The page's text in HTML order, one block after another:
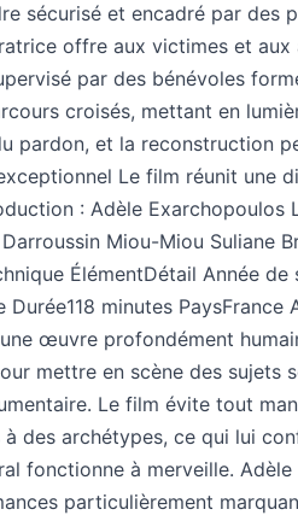
sécurisé et encadré par des
offre aux victimes et
par des bénévoles
croisés, mettant en
pardon, et la reconstruction
Le film réunit une
: Adèle Exarchopoulos
Miou-Miou Suliane
ÉlémentDétail Année
Durée118 minutes
œuvre profondément
mettre en scène des sujets
Le film évite tout
des archétypes, ce qui lui
fonctionne à merveille.
particulièrement